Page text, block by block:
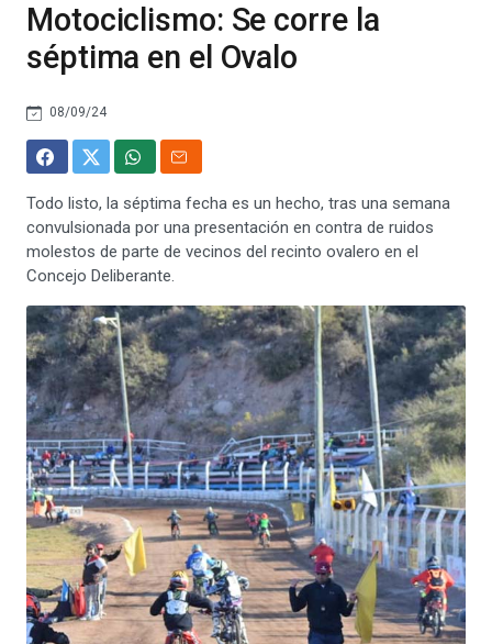
Motociclismo: Se corre la
séptima en el Ovalo
08/09/24
Todo listo, la séptima fecha es un hecho, tras una semana
convulsionada por una presentación en contra de ruidos
molestos de parte de vecinos del recinto ovalero en el
Concejo Deliberante.